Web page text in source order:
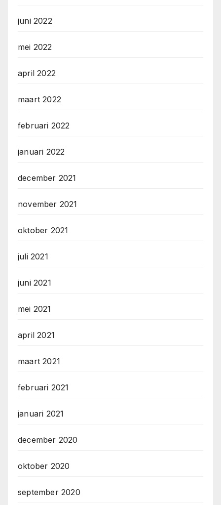
juni 2022
mei 2022
april 2022
maart 2022
februari 2022
januari 2022
december 2021
november 2021
oktober 2021
juli 2021
juni 2021
mei 2021
april 2021
maart 2021
februari 2021
januari 2021
december 2020
oktober 2020
september 2020